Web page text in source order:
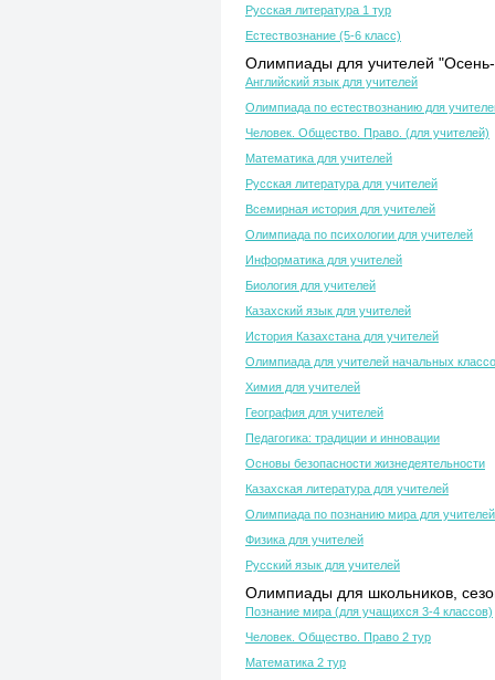
Русская литература 1 тур
Естествознание (5-6 класс)
Олимпиады для учителей
Английский язык для учителей
Олимпиада по естествознанию для
Человек. Общество. Право. (для учителей)
Математика для учителей
Русская литература для учителей
Всемирная история для учителей
Олимпиада по психологии для учителей
Информатика для учителей
Биология для учителей
Казахский язык для учителей
История Казахстана для учителей
Олимпиада для учителей начальных
Химия для учителей
География для учителей
Педагогика: традиции и инновации
Основы безопасности жизнедеятельности
Казахская литература для учителей
Олимпиада по познанию мира для учителей
Физика для учителей
Русский язык для учителей
Олимпиады для школьников,
Познание мира (для учащихся 3-4 классов)
Человек. Общество. Право 2 тур
Математика 2 тур